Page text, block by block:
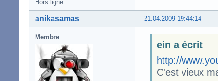
Hors ligne
21.04.2009 19:44:14
anikasamas
Membre
ein a écrit
http://
C'est vieux